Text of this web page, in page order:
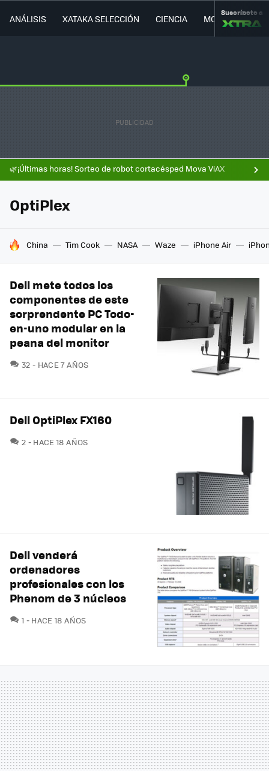
ANÁLISIS XATAKA SELECCIÓN CIENCIA MOVILIDAD
Suscríbete a
🌿¡Últimas horas! Sorteo de robot cortacésped Mova ViAX
OptiPlex
HOY SE HABLA DE
China Tim Cook NASA Waze iPhone Air
Dell mete todos los
componentes de este
sorprendente PC Todo-
en-uno modular en la
peana del monitor
32 COMENTARIOS
HACE 7 AÑOS
Dell OptiPlex FX160
2 COMENTARIOS
HACE 18 AÑOS
Dell venderá
ordenadores
profesionales con los
Phenom de 3 núcleos
1 COMENTARIOS
HACE 18 AÑOS